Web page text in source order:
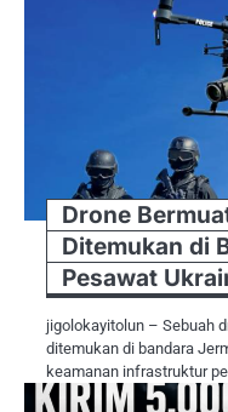
Drone
Ditemukan di
Pesawat
jigolokayitolun – Sebuah
ditemukan di bandara
keamanan infrastruktur